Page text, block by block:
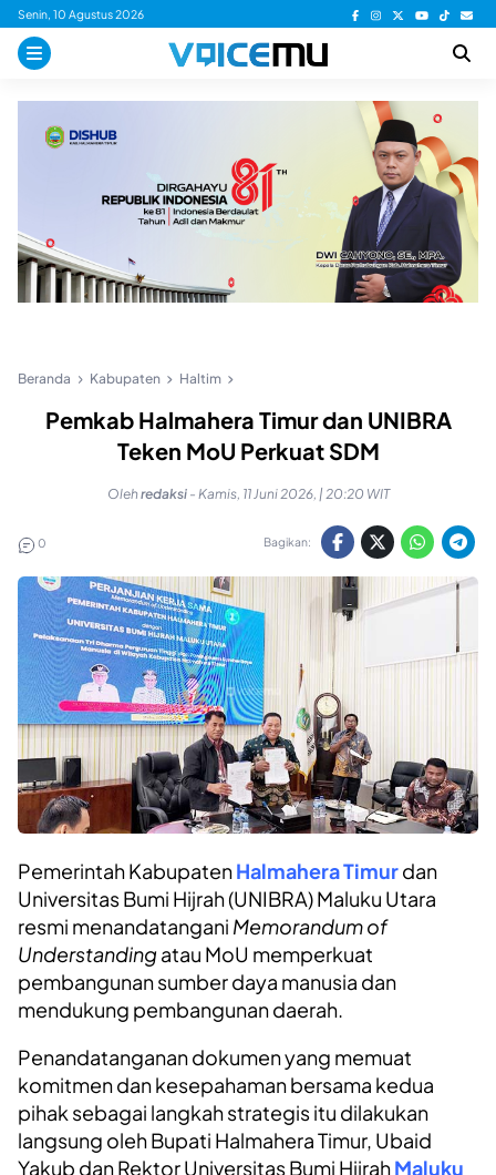
Skip
content
Senin, 10 Agustus 2026
Beranda Kabupaten Haltim
Pemkab Halmahera Timur dan UNIBRA
Teken MoU Perkuat SDM
Olehredaksi - Kamis, 11 Juni 2026, | 20:20 WIT
0 Bagikan:
Pemerintah KabupatenHalmahera Timurdan
Universitas Bumi Hijrah (UNIBRA) Maluku Utara
resmi menandatangani Memorandum of
Understandingatau MoU memperkuat
pembangunan sumber daya manusia dan
mendukung pembangunan daerah.
Penandatanganan dokumen yang memuat
komitmen dan kesepahaman bersama kedua
pihak sebagai langkah strategis itu dilakukan
langsung oleh Bupati Halmahera Timur, Ubaid
Yakub dan Rektor Universitas Bumi HijrahMaluku